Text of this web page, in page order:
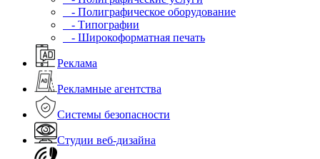
- Полиграфическое оборудование
- Типографии
- Широкоформатная печать
Реклама
Рекламные агентства
Системы безопасности
Студии веб-дизайна